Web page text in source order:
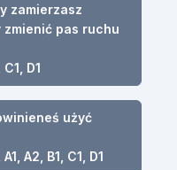
zamierzasz
zmienić pas ruchu
D1
użyć
A2, B1, C1, D1